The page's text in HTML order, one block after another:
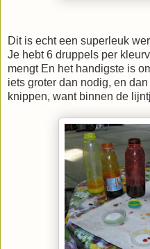
Dit is echt een superleuk
Je hebt 6 druppels per
mengt En het handigste is
iets groter dan nodig, en
knippen, want binnen de